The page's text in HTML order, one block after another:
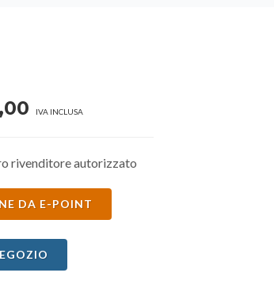
IVA INCLUSA
rivenditore autorizzato
DA E-POINT